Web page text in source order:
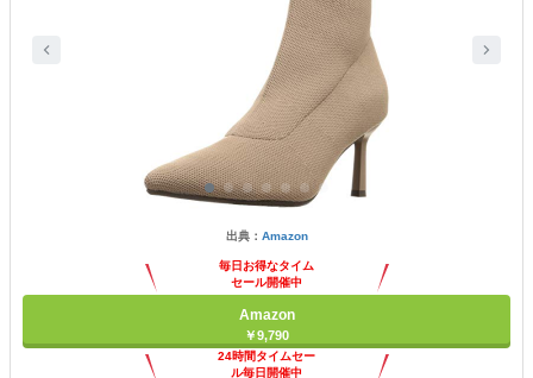
出典： Amazon
毎日お得なタイム
セール開催中
Amazon
￥9,790
24時間タイムセー
ル毎日開催中